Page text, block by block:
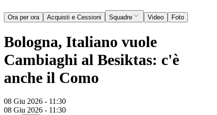
Ora per ora Acquisti e Cessioni Squadre Video Foto
Bologna, Italiano vuole
Cambiaghi al Besiktas: c'è
anche il Como
08 Giu 2026 - 11:30
08 Giu 2026 - 11:30